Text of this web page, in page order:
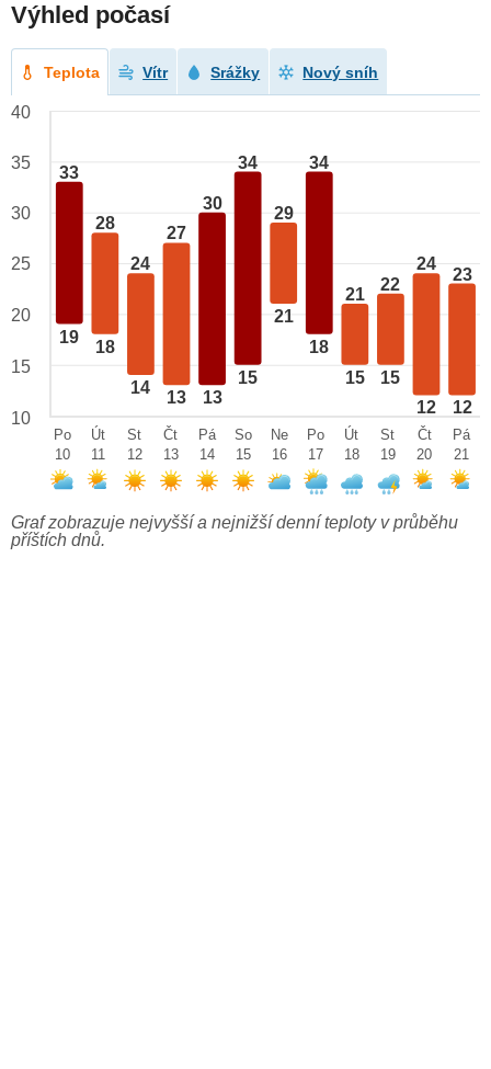
Výhled počasí
Teplota Vítr Srážky Nový sníh
33
19
28
18
24
14
27
13
30
13
34
15
29
21
34
18
21
15
22
15
24
12
23
12
40
35
30
25
20
15
10
Po
10
Út
11
St
12
Čt
13
Pá
14
So
15
Ne
16
Po
17
Út
18
St
19
Čt
20
Pá
21
Graf zobrazuje nejvyšší a nejnižší denní teploty v průběhu
příštích dnů.